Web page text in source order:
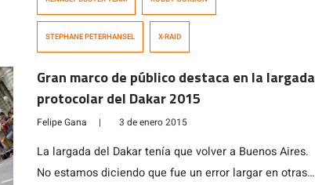
STEPHANE PETERHANSEL X-RAID
Gran marco de público destaca en la largada
protocolar del Dakar 2015
Felipe Gana | 3 de enero 2015
La largada del Dakar tenía que volver a Buenos Aires.
No estamos diciendo que fue un error largar en otras